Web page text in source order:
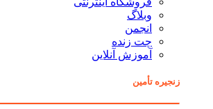
وبلاگ
انجمن
چت زنده
آموزش آنلاین
زنجیره تأمین